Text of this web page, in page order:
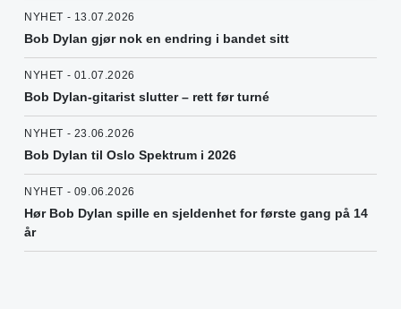
NYHET - 13.07.2026
Bob Dylan gjør nok en endring i bandet sitt
NYHET - 01.07.2026
Bob Dylan-gitarist slutter – rett før turné
NYHET - 23.06.2026
Bob Dylan til Oslo Spektrum i 2026
NYHET - 09.06.2026
Hør Bob Dylan spille en sjeldenhet for første gang på 14
år